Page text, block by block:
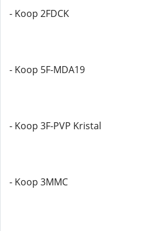
- Koop 2FDCK
- Koop 5F-MDA19
- Koop 3F-PVP Kristal
- Koop 3MMC